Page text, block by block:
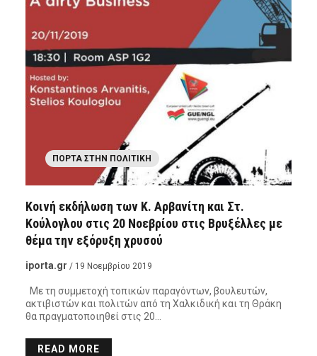
ΠΌΡΤΑ ΣΤΗΝ ΠΟΛΙΤΙΚΉ
Κοινή εκδήλωση των Κ. Αρβανίτη και Στ.
Κούλογλου στις 20 Νοεβρίου στις Βρυξέλλες με
θέμα την εξόρυξη χρυσού
iporta.gr / 19 Νοεμβρίου 2019
Με τη συμμετοχή τοπικών παραγόντων, βουλευτών,
ακτιβιστών και πολιτών από τη Χαλκιδική και τη Θράκη
θα πραγματοποιηθεί στις 20…
READ MORE